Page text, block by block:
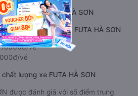
của nhà xe FUTA HÀ SƠN
đi Hà Nội từ Yên Bái FUTA HÀ SƠN
vé
vé
lượng xe FUTA HÀ SƠN
được đánh giá với số điểm trung